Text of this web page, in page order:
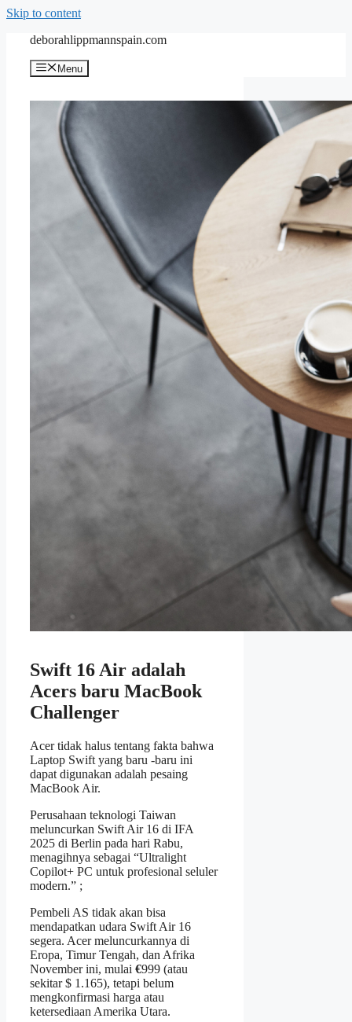
Skip to content
deborahlippmannspain.com
Menu
Swift 16 Air adalah
Acers baru MacBook
Challenger
Acer tidak halus tentang fakta bahwa
Laptop Swift yang baru -baru ini
dapat digunakan adalah pesaing
MacBook Air.
Perusahaan teknologi Taiwan
meluncurkan Swift Air 16 di IFA
2025 di Berlin pada hari Rabu,
menagihnya sebagai “Ultralight
Copilot+ PC untuk profesional seluler
modern.” ;
Pembeli AS tidak akan bisa
mendapatkan udara Swift Air 16
segera. Acer meluncurkannya di
Eropa, Timur Tengah, dan Afrika
November ini, mulai €999 (atau
sekitar $ 1.165), tetapi belum
mengkonfirmasi harga atau
ketersediaan Amerika Utara.